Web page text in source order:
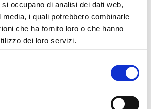
occupano di analisi dei dati web,
media, i quali potrebbero combinarle
che ha fornito loro o che hanno
dei loro servizi.
CALL OF
SHAREHOLDERS’